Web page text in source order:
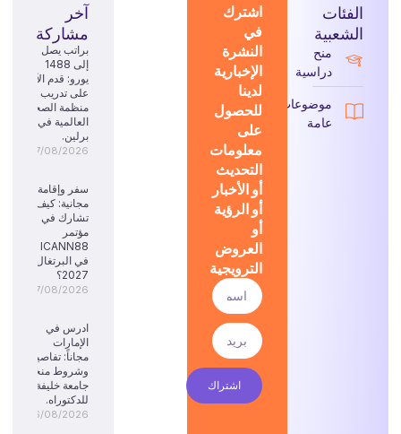
الفئات
الشعبية
منح
دراسية
موضوعات
عامة
اشترك
في
النشرة
الإخبارية
لدينا
للحصول
على
معلومات
التحديث
أو الأخبار
أو الرؤية
أو
العروض
الترويجية
اشتراك
آخر
مشاركة
براتب يصل
إلى 1488
يورو: قدم الآن
على تدريب
منظمة الصحة
العالمية في
برلين.
07/08/2026
سفر وإقامة
مجانية: كيف
تشارك في
مؤتمر
ICANN88
في البرتغال
2027؟
07/08/2026
ادرس في
الإمارات
مجاناً: تفاصيل
وشروط منحة
جامعة خليفة
للدكتوراه.
06/08/2026